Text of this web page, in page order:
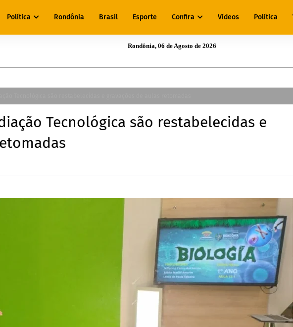
Política Rondônia Brasil Esporte Confira Vídeos Política
Rondônia, 06 de Agosto de 2026
Tecnológica são restabelecidas e